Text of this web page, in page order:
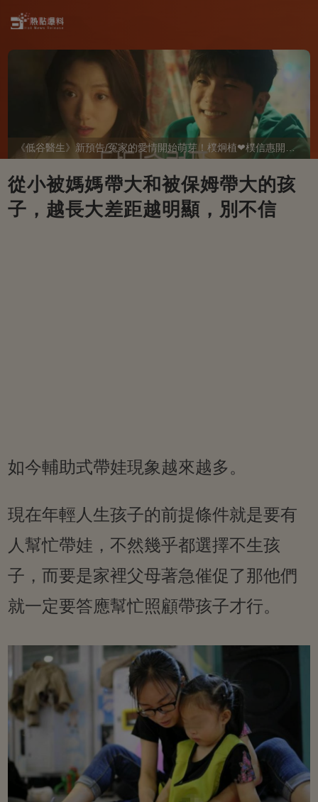
《低谷醫生》新預告/冤家的愛情開始萌芽！樸炯植❤樸信惠開啓「同居生活」互相共鳴、安慰~
從小被媽媽帶大和被保姆帶大的孩
子，越長大差距越明顯，別不信
如今輔助式帶娃現象越來越多。
現在年輕人生孩子的前提條件就是要有
人幫忙帶娃，不然幾乎都選擇不生孩
子，而要是家裡父母著急催促了那他們
就一定要答應幫忙照顧帶孩子才行。